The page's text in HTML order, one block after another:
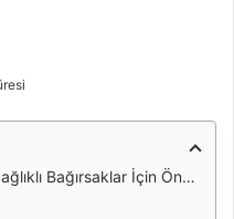
İçin Önemli Bir Destek